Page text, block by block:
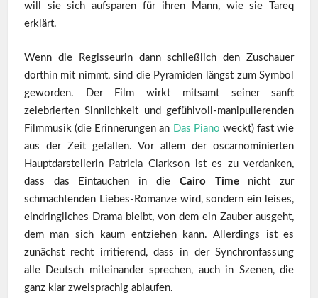
will sie sich aufsparen für ihren Mann, wie sie Tareq
erklärt.
Wenn die Regisseurin dann schließlich den Zuschauer
dorthin mit nimmt, sind die Pyramiden längst zum Symbol
geworden. Der Film wirkt mitsamt seiner sanft
zelebrierten Sinnlichkeit und gefühlvoll-manipulierenden
Filmmusik (die Erinnerungen an
Das Piano weckt) fast wie
aus der Zeit gefallen. Vor allem der oscarnominierten
Hauptdarstellerin Patricia Clarkson ist es zu verdanken,
dass das Eintauchen in die Cairo Timenicht zur
schmachtenden Liebes-Romanze wird, sondern ein leises,
eindringliches Drama bleibt, von dem ein Zauber ausgeht,
dem man sich kaum entziehen kann. Allerdings ist es
zunächst recht irritierend, dass in der Synchronfassung
alle Deutsch miteinander sprechen, auch in Szenen, die
ganz klar zweisprachig ablaufen.